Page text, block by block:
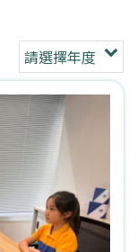
請選擇年度